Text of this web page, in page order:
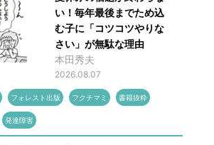
い！毎年最後までため込
む子に「コツコツやりな
さい」が無駄な理由
本田秀夫
2026.08.07
フォレスト出版 フクチマミ 書籍抜粋
発達障害